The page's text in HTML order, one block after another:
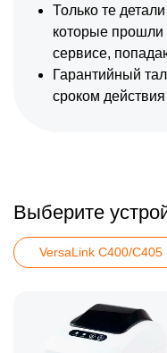
Только те
которые
сервисе,
Гарантийный
сроком
Выберите
VersaLink C400/C405